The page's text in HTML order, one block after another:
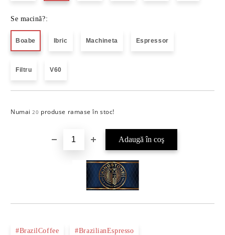
Se macină?:
Boabe Ibric Machineta Espressor
Filtru V60
Numai20 produse ramase în stoc!
#BrazilCoffee #BrazilianEspresso